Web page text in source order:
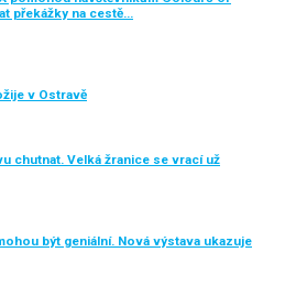
překážky na cestě…
v Ostravě
chutnat. Velká žranice se vrací už
být geniální. Nová výstava ukazuje